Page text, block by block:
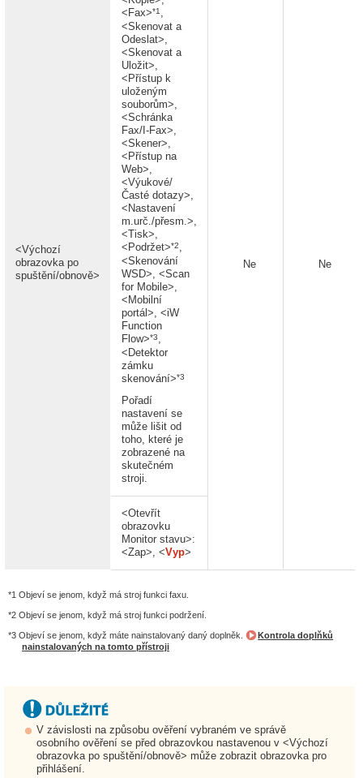
<Výchozí
obrazovka po
spuštění/obnově>
<Fax>*1 ,
<Skenovat a
Odeslat>,
<Skenovat a
Uložit>,
<Přístup k
uloženým
souborům>,
<Schránka
Fax/I-Fax>,
<Skener>,
<Přístup na
Web>,
<Výukové/
Časté dotazy>,
<Nastavení
m.urč./přesm.>,
<Tisk>,
<Podržet>*2,
<Skenování
WSD>, <Scan
for Mobile>,
<Mobilní
portál>, <iW
Function
Flow>*3,
<Detektor
zámku
skenování>*3
Pořadí
nastavení se
může lišit od
toho, které je
zobrazené na
skutečném
stroji.
Ne Ne
<Otevřít
obrazovku
Monitor stavu>:
<Zap>, <Vyp>
*1 Objeví se jenom, když má stroj funkci faxu.
*2 Objeví se jenom, když má stroj funkci podržení.
*3 Objeví se jenom, když máte nainstalovaný daný doplněk.
Kontrola doplňků
nainstalovaných na tomto přístroji
V závislosti na způsobu ověření vybraném ve správě
osobního ověření se před obrazovkou nastavenou v <Výchozí
obrazovka po spuštění/obnově> může zobrazit obrazovka pro
přihlášení.